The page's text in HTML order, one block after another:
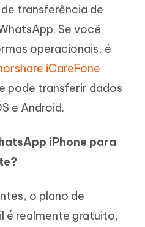
transferência de
Se você
operacionais, é
iCareFone
pode transferir dados
e Android.
iPhone para
o plano de
é realmente gratuito,